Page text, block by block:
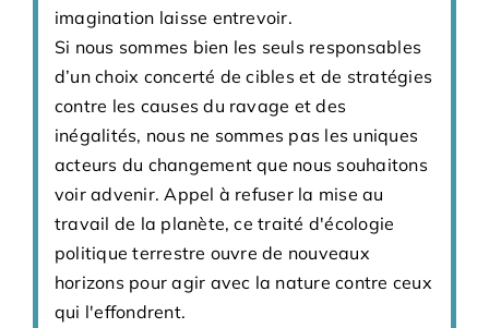
imagination laisse entrevoir.
Si nous sommes bien les seuls responsables
d’un choix concerté de cibles et de stratégies
contre les causes du ravage et des
inégalités, nous ne sommes pas les uniques
acteurs du changement que nous souhaitons
voir advenir. Appel à refuser la mise au
travail de la planète, ce traité d'écologie
politique terrestre ouvre de nouveaux
horizons pour agir avec la nature contre ceux
qui l'effondrent.